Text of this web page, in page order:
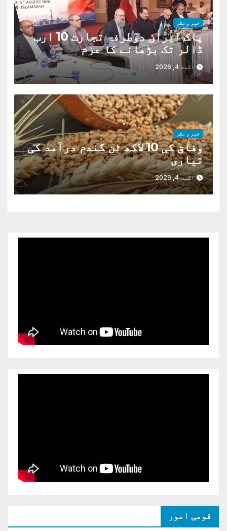
خبر و نظر
پاک ایران دوطرفہ تجارت 10 ارب
ڈالر تک بڑھانے کا عزم
اگست 4, 2026
خبر و نظر
وفاق کی 10 لاکھ ٹن گندم درآمد کی
تیاری
اگست 4, 2026
قومی امور